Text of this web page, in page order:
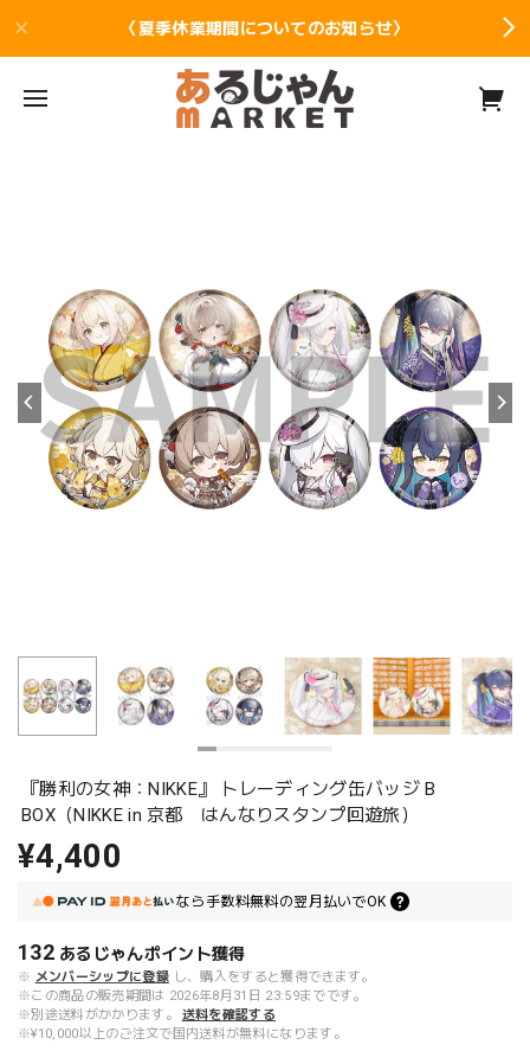
〈夏季休業期間についてのお知らせ〉
『勝利の女神：NIKKE』 トレーディング缶バッジ B
BOX（NIKKE in 京都 はんなりスタンプ回遊旅）
¥4,400
なら 手数料無料の翌月払いでOK
132 あるじゃんポイント獲得
※ メンバーシップに登録 し、購入をすると獲得できます。
※この商品の販売期間は 2026年8月31日 23:59までです。
※別途送料がかかります。
送料を確認する
※¥10,000以上のご注文で国内送料が無料になります。